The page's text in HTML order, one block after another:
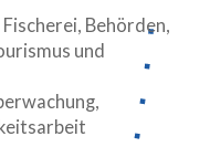
Behörden,
und